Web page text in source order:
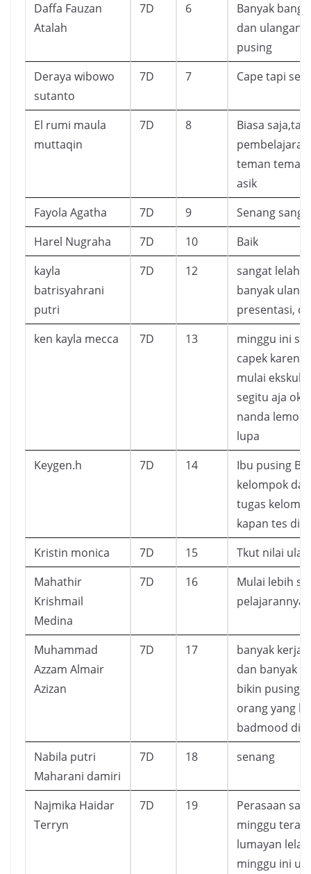
Daffa Fauzan
Atalah
7D 6
Banyak
dan ulangan
pusing
Deraya wibowo
sutanto
7D 7 Cape tapi
El rumi maula
muttaqin
7D 8
Biasa saja,tapi
teman teman
asik
Fayola Agatha
7D 9
Senang
Harel Nugraha
7D 10
Baik
kayla
batrisyahrani
putri
7D 12
sangat lelah
banyak
presentasi,
ken kayla mecca
7D 13
minggu ini
capek karena
mulai
segitu aja
nanda lemon
lupa
Keygen.h
7D 14
Ibu pusing
kelompok
tugas
kapan tes
Kristin monica
7D 15
Tkut nilai
Mahathir
Krishmail
Medina
7D 16
Mulai lebih
pelajarannya
Muhammad
Azzam Almair
Azizan
7D 17
banyak kerja
dan banyak
bikin pusing,
orang yang
badmood di
Nabila putri
Maharani damiri
7D 18 senang
Najmika Haidar
Terryn
7D 19
Perasaan
minggu
lumayan
minggu ini